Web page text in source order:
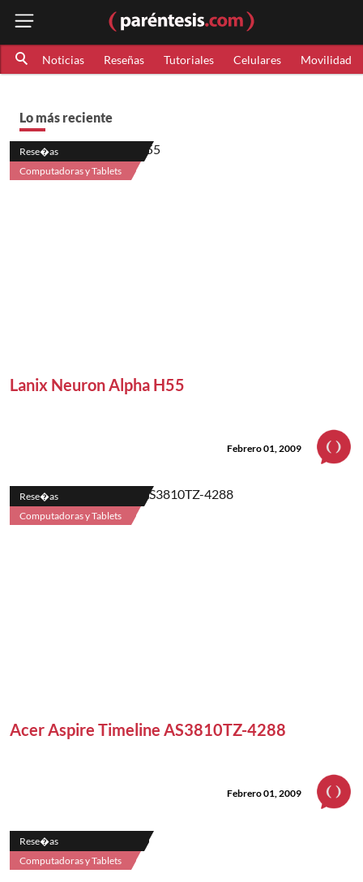
Noticias Reseñas Tutoriales Celulares Movilidad
Lo más reciente
Rese�as
Computadoras y Tablets
Lanix Neuron Alpha H55
Febrero 01, 2009
Rese�as
Computadoras y Tablets
Acer Aspire Timeline AS3810TZ-4288
Febrero 01, 2009
Rese�as
Computadoras y Tablets